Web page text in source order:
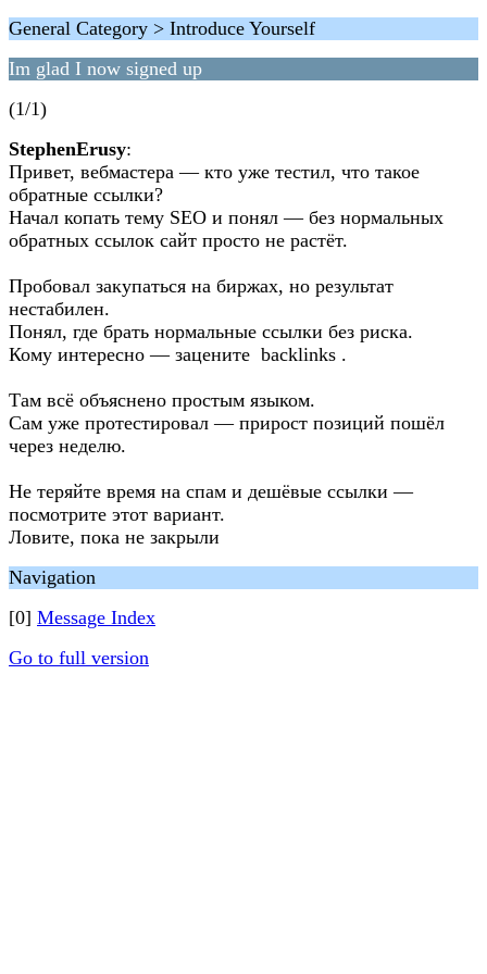
General Category > Introduce Yourself
Im glad I now signed up
(1/1)
StephenErusy:
Привет, вебмастера — кто уже тестил, что такое
обратные ссылки?
Начал копать тему SEO и понял — без нормальных
обратных ссылок сайт просто не растёт.
Пробовал закупаться на биржах, но результат
нестабилен.
Понял, где брать нормальные ссылки без риска.
Кому интересно — зацените backlinks .
Там всё объяснено простым языком.
Сам уже протестировал — прирост позиций пошёл
через неделю.
Не теряйте время на спам и дешёвые ссылки —
посмотрите этот вариант.
Ловите, пока не закрыли
Navigation
[0] Message Index
Go to full version